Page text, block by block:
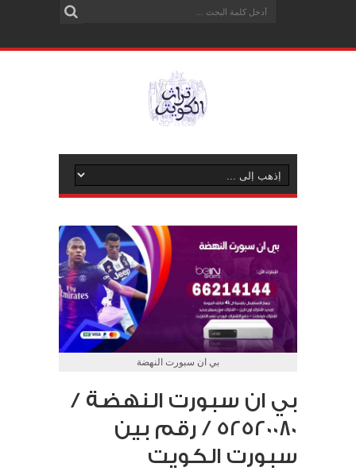
بي ان سبورت النهضة
بي ان سبورت النهضة /
52520080 / رقم بين
سبورت الكويت